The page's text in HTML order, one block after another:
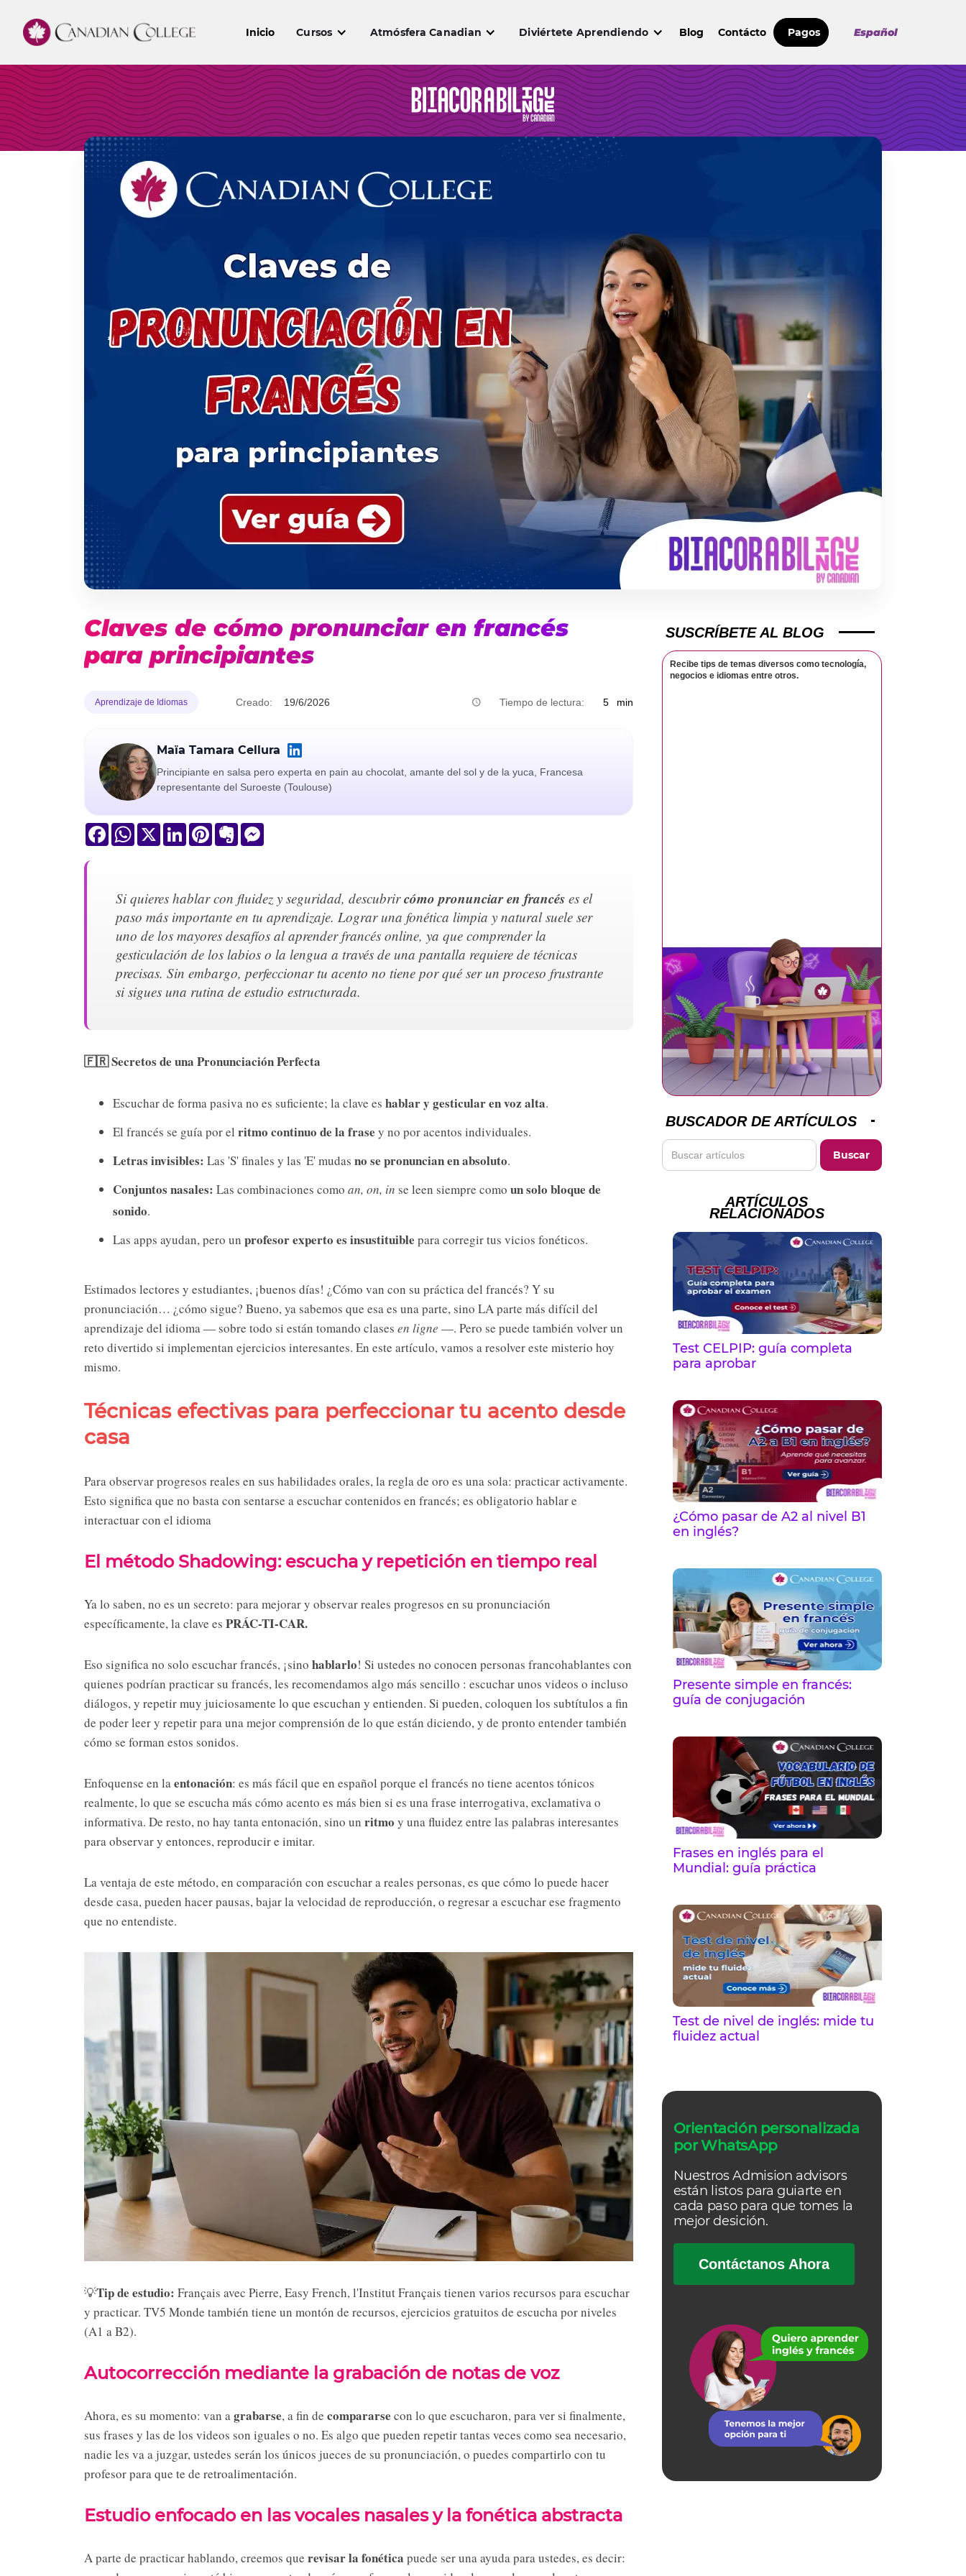
Inicio Cursos Atmósfera Canadian Diviértete Aprendiendo Blog Contácto Pagos Español
Claves de cómo pronunciar en francés
para principiantes
Aprendizaje de Idiomas Creado: 19/6/2026 Tiempo de lectura: 5 min
Maïa Tamara Cellura
Principiante en salsa pero experta en pain au chocolat, amante del sol y de la yuca, Francesa
representante del Suroeste (Toulouse)
FacebookWhatsApp
X LinkedInPinterestEvernote
Si quieres hablar con fluidez y seguridad, descubrircómo pronunciar en francés es el
paso más importante en tu aprendizaje. Lograr una fonética limpia y natural suele ser
uno de los mayores desafíos al aprender francés online, ya que comprender la
gesticulación de los labios o la lengua a través de una pantalla requiere de técnicas
precisas. Sin embargo, perfeccionar tu acento no tiene por qué ser un proceso frustrante
si sigues una rutina de estudio estructurada.
🇫🇷 Secretos de una Pronunciación Perfecta
Escuchar de forma pasiva no es suficiente; la clave es hablar y gesticular en voz alta.
El francés se guía por el ritmo continuo de la frase y no por acentos individuales.
Letras invisibles: Las 'S' finales y las 'E' mudas no se pronuncian en absoluto.
Conjuntos nasales: Las combinaciones como an, on, in se leen siempre como un solo bloque de
sonido.
Las apps ayudan, pero un profesor experto es insustituible para corregir tus vicios fonéticos.
Estimados lectores y estudiantes, ¡buenos días! ¿Cómo van con su práctica del francés? Y su
pronunciación… ¿cómo sigue? Bueno, ya sabemos que esa es una parte, sino LA parte más difícil del
aprendizaje del idioma — sobre todo si están tomando clases en ligne —. Pero se puede también volver un
reto divertido si implementan ejercicios interesantes. En este artículo, vamos a resolver este misterio hoy
mismo.
Técnicas efectivas para perfeccionar tu acento desde
casa
Para observar progresos reales en sus habilidades orales, la regla de oro es una sola: practicar activamente.
Esto significa que no basta con sentarse a escuchar contenidos en francés; es obligatorio hablar e
interactuar con el idioma
El método Shadowing: escucha y repetición en tiempo real
Ya lo saben, no es un secreto: para mejorar y observar reales progresos en su pronunciación
específicamente, la clave es PRÁC-TI-CAR.
Eso significa no solo escuchar francés, ¡sino hablarlo! Si ustedes no conocen personas francohablantes con
quienes podrían practicar su francés, les recomendamos algo más sencillo : escuchar unos videos o incluso
diálogos, y repetir muy juiciosamente lo que escuchan y entienden. Si pueden, coloquen los subtítulos a fin
de poder leer y repetir para una mejor comprensión de lo que están diciendo, y de pronto entender también
cómo se forman estos sonidos.
Enfoquense en laentonación: es más fácil que en español porque el francés no tiene acentos tónicos
realmente, lo que se escucha más cómo acento es más bien si es una frase interrogativa, exclamativa o
informativa. De resto, no hay tanta entonación, sino un ritmo y una fluidez entre las palabras interesantes
para observar y entonces, reproducir e imitar.
La ventaja de este método, en comparación con escuchar a reales personas, es que cómo lo puede hacer
desde casa, pueden hacer pausas, bajar la velocidad de reproducción, o regresar a escuchar ese fragmento
que no entendiste.
💡Tip de estudio: Français avec Pierre, Easy French, l'Institut Français tienen varios recursos para escuchar
y practicar. TV5 Monde también tiene un montón de recursos, ejercicios gratuitos de escucha por niveles
(A1 a B2).
Autocorrección mediante la grabación de notas de voz
Ahora, es su momento: van agrabarse, a fin de compararse con lo que escucharon, para ver si finalmente,
sus frases y las de los videos son iguales o no. Es algo que pueden repetir tantas veces como sea necesario,
nadie les va a juzgar, ustedes serán los únicos jueces de su pronunciación, o puedes compartirlo con tu
profesor para que te de retroalimentación.
Estudio enfocado en las vocales nasales y la fonética abstracta
A parte de practicar hablando, creemos que revisar la fonética puede ser una ayuda para ustedes, es decir:
SUSCRÍBETE AL BLOG
Recibe tips de temas diversos como tecnología,
negocios e idiomas entre otros.
BUSCADOR DE ARTÍCULOS
ARTÍCULOS
RELACIONADOS
Test CELPIP: guía completa
para aprobar
¿Cómo pasar de A2 al nivel B1
en inglés?
Presente simple en francés:
guía de conjugación
Frases en inglés para el
Mundial: guía práctica
Test de nivel de inglés: mide tu
fluidez actual
Orientación personalizada
por WhatsApp
Nuestros Admision advisors
están listos para guiarte en
cada paso para que tomes la
mejor desición.
Contáctanos Ahora